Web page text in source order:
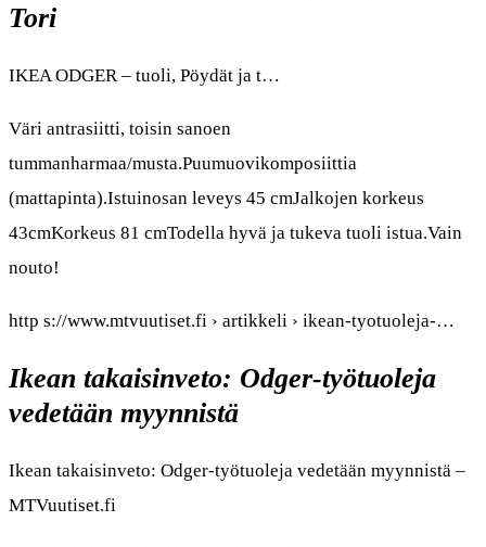
Tori
IKEA ODGER – tuoli, Pöydät ja t…
Väri antrasiitti, toisin sanoen
tummanharmaa/musta.Puumuovikomposiittia
(mattapinta).Istuinosan leveys 45 cmJalkojen korkeus
43cmKorkeus 81 cmTodella hyvä ja tukeva tuoli istua.Vain
nouto!
http s://www.mtvuutiset.fi › artikkeli › ikean-tyotuoleja-…
Ikean takaisinveto: Odger-työtuoleja
vedetään myynnistä
Ikean takaisinveto: Odger-työtuoleja vedetään myynnistä –
MTVuutiset.fi